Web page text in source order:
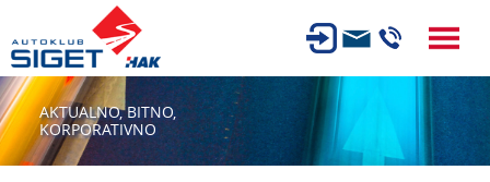
ČLANSTVO
TEHNIČKI PREGLED
AKTUALNO,BITNO,
KORPORATIVNO